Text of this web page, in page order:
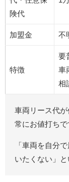
険代
加盟金 不
特徴
要
車
相
車両リース代
常にお値打ちで
「車両を自分
いたくない」と